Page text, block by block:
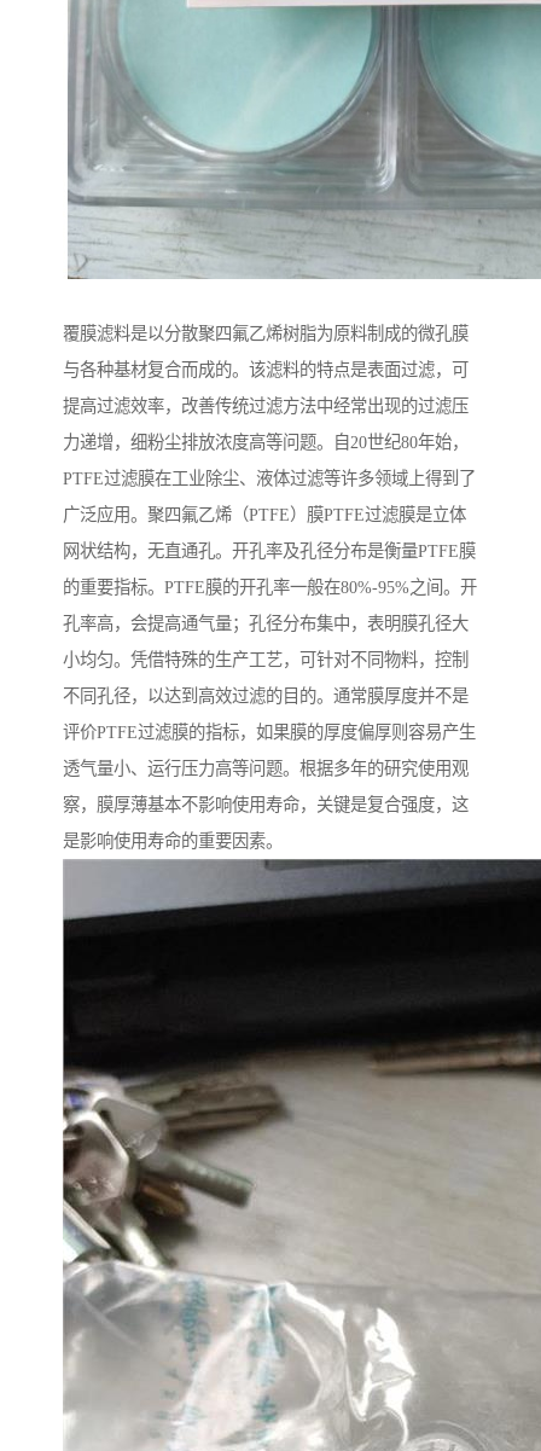
覆膜滤料是以分散聚四氟乙烯树脂为原料制成的微孔膜
与各种基材复合而成的。该滤料的特点是表面过滤，可
提高过滤效率，改善传统过滤方法中经常出现的过滤压
力递增，细粉尘排放浓度高等问题。自20世纪80年始，
PTFE过滤膜在工业除尘、液体过滤等许多领域上得到了
广泛应用。聚四氟乙烯（PTFE）膜PTFE过滤膜是立体
网状结构，无直通孔。开孔率及孔径分布是衡量PTFE膜
的重要指标。PTFE膜的开孔率一般在80%-95%之间。开
孔率高，会提高通气量；孔径分布集中，表明膜孔径大
小均匀。凭借特殊的生产工艺，可针对不同物料，控制
不同孔径，以达到高效过滤的目的。通常膜厚度并不是
评价PTFE过滤膜的指标，如果膜的厚度偏厚则容易产生
透气量小、运行压力高等问题。根据多年的研究使用观
察，膜厚薄基本不影响使用寿命，关键是复合强度，这
是影响使用寿命的重要因素。